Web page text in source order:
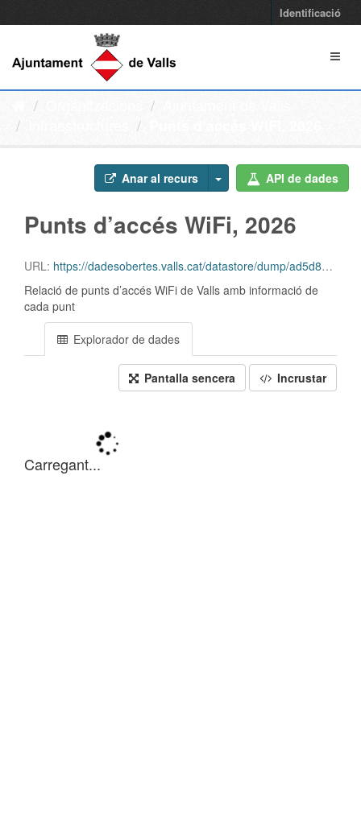
Identificació
Anar al recurs API de dades
Punts d’accés WiFi, 2026
URL: https://dadesobertes.valls.cat/datastore/dump/ad5d8a5b-f83c-4439-830e-4643a327be76
Relació de punts d’accés WiFi de Valls amb informació de
cada punt
Explorador de dades
Pantalla sencera Incrustar